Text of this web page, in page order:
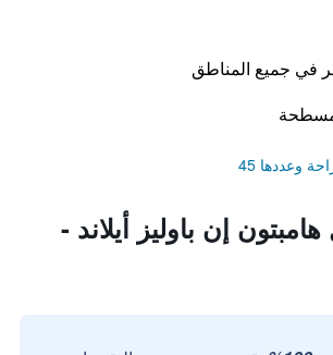
في جميع المناطق
مسطحة
وعددها 45
إن باوليز أيلاند -